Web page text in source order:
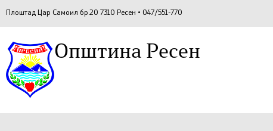
Плоштад Цар Самоил бр.20 7310 Ресен • 047/551-770
Општина Ресен